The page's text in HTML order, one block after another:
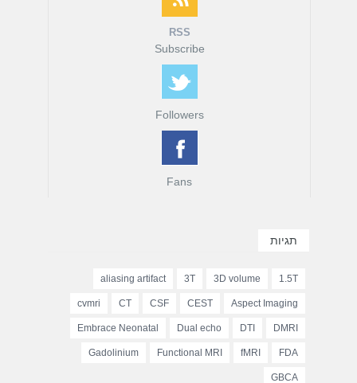
RSS
Subscribe
Followers
Fans
תגיות
1.5T
3D volume
3T
aliasing artifact
Aspect Imaging
CEST
CSF
CT
cvmri
DMRI
DTI
Dual echo
Embrace Neonatal
FDA
fMRI
Functional MRI
Gadolinium
GBCA